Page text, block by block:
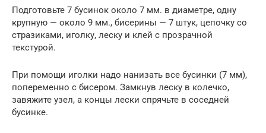
Подготовьте 7 бусинок около 7 мм. в диаметре, одну
крупную — около 9 мм., бисерины — 7 штук, цепочку со
стразиками, иголку, леску и клей с прозрачной
текстурой.
При помощи иголки надо нанизать все бусинки (7 мм),
попеременно с бисером. Замкнув леску в колечко,
завяжите узел, а концы лески спрячьте в соседней
бусинке.